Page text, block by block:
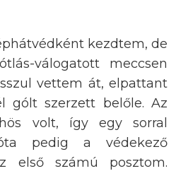
kezdtem, de
válogatott meccsen
vettem át, elpattant
gólt szerzett belőle. Az
volt, így egy sorral
pedig a védekező
első számú posztom.